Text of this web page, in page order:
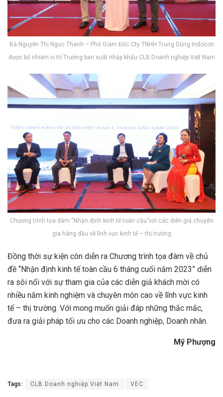
Bà Nguyễn Thị Ngọc Thanh – Phó Giám Đốc Cty TNHH Trung Dũng Indocon
được bổ nhiệm vị trí Trưởng ban xuất nhập khẩu CLB Doanh nghiệp Việt Nam
Chương trình tọa đàm “Nhận định kinh tế toàn cầu”với các diễn giả chuyên
gia hàng đầu về lĩnh vực kinh tế – thị trường
Đồng thời sự kiện còn diễn ra Chương trình tọa đàm về chủ
đề “Nhận định kinh tế toàn cầu 6 tháng cuối năm 2023” diễn
ra sôi nổi với sự tham gia của các diễn giả khách mời có
nhiều năm kinh nghiệm và chuyên môn cao về lĩnh vực kinh
tế – thị trường. Với mong muốn giải đáp những thắc mắc,
đưa ra giải pháp tối ưu cho các Doanh nghiệp, Doanh nhân.
Mỹ Phượng
Tags: CLB Doanh nghiệp Việt Nam VEC